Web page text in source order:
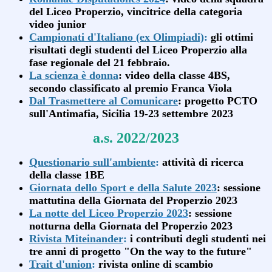
del Liceo Properzio, vincitrice della categoria
video junior
Campionati d'Italiano (ex Olimpiadi): gli ottimi
risultati degli studenti del Liceo Properzio alla
fase regionale del 21 febbraio.
La scienza è donna: video della classe 4BS,
secondo classificato al premio Franca Viola
Dal Trasmettere al Comunicare: progetto PCTO
sull'Antimafia, Sicilia 19-23 settembre 2023
a.s. 2022/2023
Questionario sull'ambiente: attività di ricerca
della classe 1BE
Giornata dello Sport e della Salute 2023: sessione
mattutina della Giornata del Properzio 2023
La notte del Liceo Properzio 2023: sessione
notturna della Giornata del Properzio 2023
Rivista Miteinander: i contributi degli studenti nei
tre anni di progetto "On the way to the future"
Trait d'union: rivista online di scambio